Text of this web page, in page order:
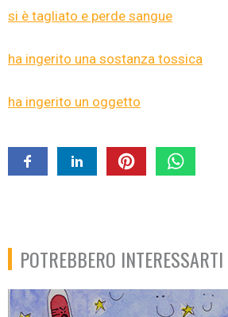
si è tagliato e perde sangue
ha ingerito una sostanza tossica
ha ingerito un oggetto
POTREBBERO